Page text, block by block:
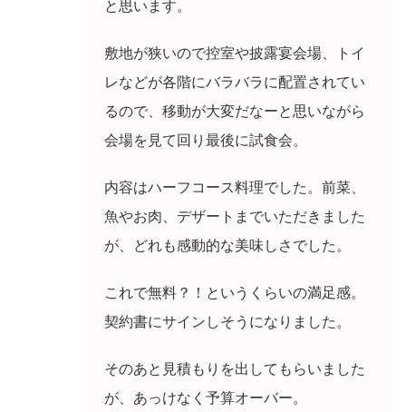
と思います。
敷地が狭いので控室や披露宴会場、トイ
レなどが各階にバラバラに配置されてい
るので、移動が大変だなーと思いながら
会場を見て回り最後に試食会。
内容はハーフコース料理でした。前菜、
魚やお肉、デザートまでいただきました
が、どれも感動的な美味しさでした。
これで無料？！というくらいの満足感。
契約書にサインしそうになりました。
そのあと見積もりを出してもらいました
が、あっけなく予算オーバー。